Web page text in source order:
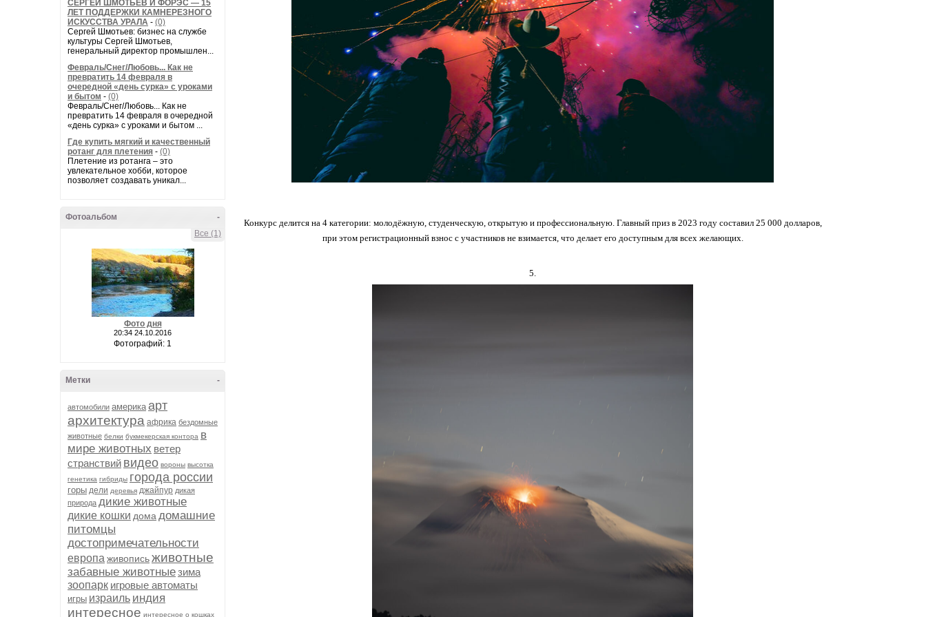
СЕРГЕЙ ШМОТЬЕВ И ФОРЭС — 15
ЛЕТ ПОДДЕРЖКИ КАМНЕРЕЗНОГО
ИСКУССТВА УРАЛА - (0)
Сергей Шмотьев: бизнес на службе
культуры Сергей Шмотьев,
генеральный директор промышлен...
Февраль/Снег/Любовь... Как не
превратить 14 февраля в
очередной «день сурка» с уроками
и бытом - (0)
Февраль/Снег/Любовь... Как не
превратить 14 февраля в очередной
«день сурка» с уроками и бытом ...
Где купить мягкий и качественный
ротанг для плетения - (0)
Плетение из ротанга – это
увлекательное хобби, которое
позволяет создавать уникал...
-
Фотоальбом
Все (1)
Фото дня
20:34 24.10.2016
Фотографий: 1
-
Метки
автомобили америка арт
архитектура африка бездомные
животные белки букмекерская контора в
мире животных ветер
странствий видео вороны высотка
генетика гибриды города россии
горы дели деревья джайпур дикая
природа дикие животные
дикие кошки дома домашние
питомцы
достопримечательности
европа живописьживотные
забавные животныезима
зоопарк игровые автоматы
игры израиль индия
интересное интересное о кошках
Конкурс делится на 4 категории: молодёжную, студенческую, открытую и профессиональную. Главный приз в 2023 году составил 25 000 долларов,
при этом регистрационный взнос с участников не взимается, что делает его доступным для всех желающих.
5.